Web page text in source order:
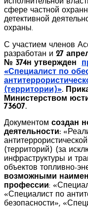
сфере частной
детективной
охраны.
С участием членов
разработан и 27
№ 374н утвержден
«Специалист по
(территории)».
Министерством
73607.
Документом создан
деятельности:
(территорий) (за
инфраструктуры и
объектов топливно-
возможными
профессии:
«Специалист по
безопасности»,